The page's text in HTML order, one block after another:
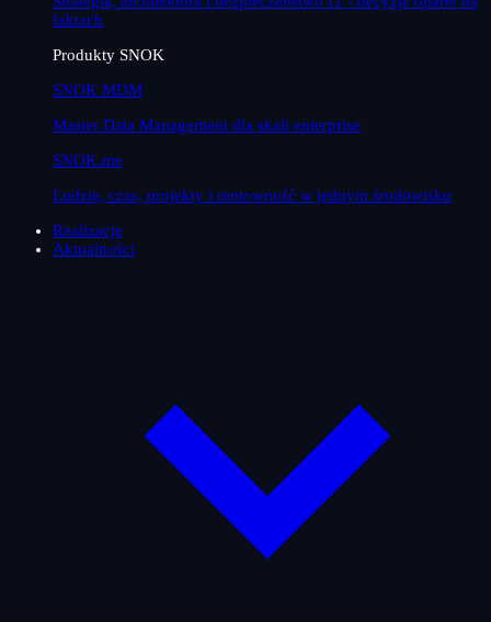
faktach
Produkty SNOK
SNOK MDM
Master Data Management dla skali enterprise
SNOK.me
Ludzie, czas, projekty i rentowność w jednym środowisku
Realizacje
Aktualności